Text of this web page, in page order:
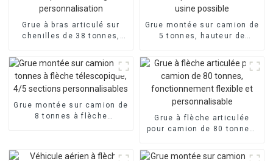
Grue à bras articulé sur
chenilles de 38 tonnes,
charge la personnalisation
Grue montée sur camion de
5 tonnes, hauteur de
personnalisation en usine
possible
Grue montée sur camion de
8 tonnes à flèche
Grue à flèche articulée
pour camion de 80 tonnes,